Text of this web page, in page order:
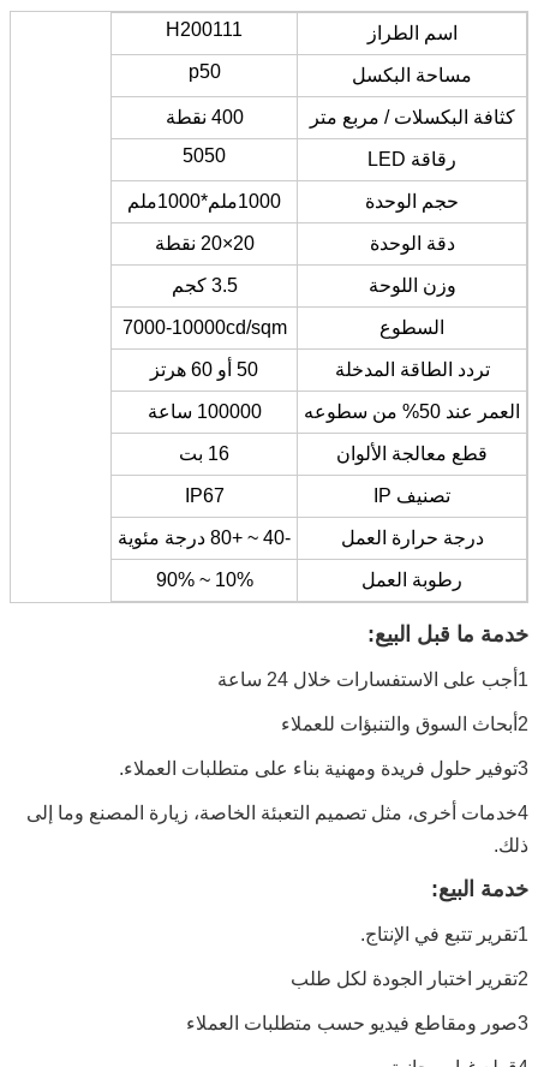
اسم الطراز H200111
مساحة البكسل p50
كثافة البكسلات / مربع متر 400 نقطة
رقاقة LED 5050
حجم الوحدة 1000ملم*1000ملم
دقة الوحدة 20×20 نقطة
وزن اللوحة 3.5 كجم
السطوع 7000-10000cd/sqm
تردد الطاقة المدخلة 50 أو 60 هرتز
العمر عند 50% من سطوعه 100000 ساعة
قطع معالجة الألوان 16 بت
تصنيف IP IP67
درجة حرارة العمل -40 ~ +80 درجة مئوية
رطوبة العمل 10% ~ 90%
خدمة ما قبل البيع:
1أجب على الاستفسارات خلال 24 ساعة
2أبحاث السوق والتنبؤات للعملاء
3توفير حلول فريدة ومهنية بناء على متطلبات العملاء.
4خدمات أخرى، مثل تصميم التعبئة الخاصة، زيارة المصنع وما إلى
ذلك.
خدمة البيع:
1تقرير تتبع في الإنتاج.
2تقرير اختبار الجودة لكل طلب
3صور ومقاطع فيديو حسب متطلبات العملاء